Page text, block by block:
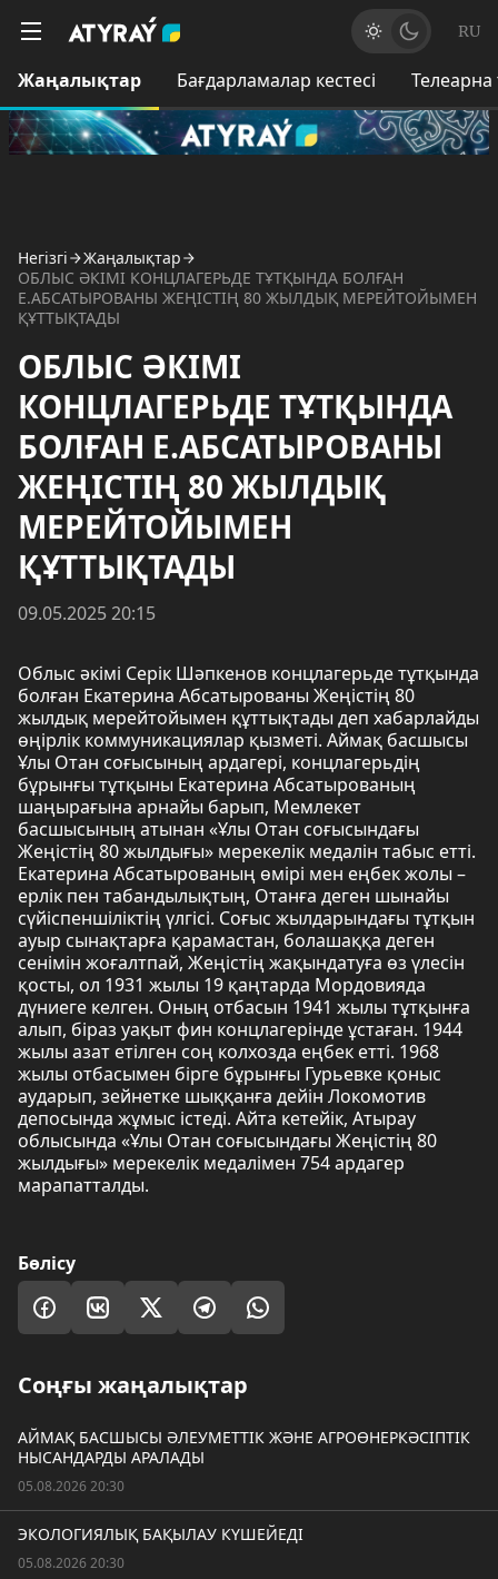
RU
Жаңалықтар Бағдарламалар кестесі
Негізгі
Жаңалықтар
ОБЛЫС ӘКІМІ КОНЦЛАГЕРЬДЕ ТҰТҚЫНДА БОЛҒАН
Е.АБСАТЫРОВАНЫ ЖЕҢІСТІҢ 80 ЖЫЛДЫҚ МЕРЕЙТОЙЫМЕН
ҚҰТТЫҚТАДЫ
ОБЛЫС ӘКІМІ
КОНЦЛАГЕРЬДЕ ТҰТҚЫНДА
БОЛҒАН Е.АБСАТЫРОВАНЫ
ЖЕҢІСТІҢ 80 ЖЫЛДЫҚ
МЕРЕЙТОЙЫМЕН
ҚҰТТЫҚТАДЫ
09.05.2025 20:15
Облыс әкімі Серік Шәпкенов концлагерьде тұтқында
болған Екатерина Абсатырованы Жеңістің 80
жылдық мерейтойымен құттықтады деп хабарлайды
өңірлік коммуникациялар қызметі. Аймақ басшысы
Ұлы Отан соғысының ардагері, концлагерьдің
бұрынғы тұтқыны Екатерина Абсатырованың
шаңырағына арнайы барып, Мемлекет
басшысының атынан «Ұлы Отан соғысындағы
Жеңістің 80 жылдығы» мерекелік медалін табыс етті.
Екатерина Абсатырованың өмірі мен еңбек жолы –
ерлік пен табандылықтың, Отанға деген шынайы
сүйіспеншіліктің үлгісі. Соғыс жылдарындағы тұтқын
ауыр сынақтарға қарамастан, болашаққа деген
сенімін жоғалтпай, Жеңістің жақындатуға өз үлесін
қосты, ол 1931 жылы 19 қаңтарда Мордовияда
дүниеге келген. Оның отбасын 1941 жылы тұтқынға
алып, біраз уақыт фин концлагерінде ұстаған. 1944
жылы азат етілген соң колхозда еңбек етті. 1968
жылы отбасымен бірге бұрынғы Гурьевке қоныс
аударып, зейнетке шыққанға дейін Локомотив
депосында жұмыс істеді. Айта кетейік, Атырау
облысында «Ұлы Отан соғысындағы Жеңістің 80
жылдығы» мерекелік медалімен 754 ардагер
марапатталды.
Бөлісу
Соңғы жаңалықтар
АЙМАҚ БАСШЫСЫ ӘЛЕУМЕТТІК ЖӘНЕ АГРОӨНЕРКӘСІПТІК
НЫСАНДАРДЫ АРАЛАДЫ
05.08.2026 20:30
ЭКОЛОГИЯЛЫҚ БАҚЫЛАУ КҮШЕЙЕДІ
05.08.2026 20:30